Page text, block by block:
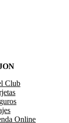
Club
Online